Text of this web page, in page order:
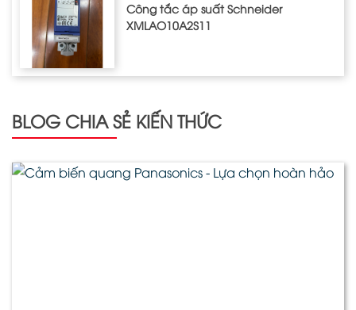
Công tắc áp suất Schneider
XMLAO10A2S11
BLOG CHIA SẺ KIẾN THỨC